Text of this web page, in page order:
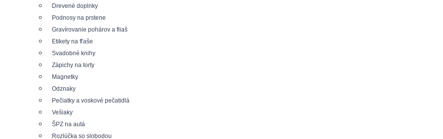
Drevené doplnky
Podnosy na prstene
Gravírovanie pohárov a fliaš
Etikety na fľaše
Svadobné knihy
Zápichy na torty
Magnetky
Odznaky
Pečiatky a voskové pečatidlá
Vešiaky
ŠPZ na autá
Rozlúčka so slobodou